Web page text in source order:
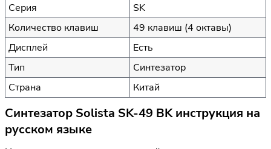
Серия
SK
Количество клавиш
49 клавиш (4 октавы)
Дисплей
Есть
Тип
Синтезатор
Страна
Китай
Синтезатор Solista SK-49 BK инструкция на
русском языке